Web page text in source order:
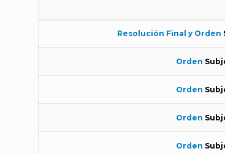
Resolución Final y Orden
Orden
Orden
Orden
Orden